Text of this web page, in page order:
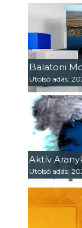
Balatoni
Utolsó adás:
Aktív
Utolsó adás: